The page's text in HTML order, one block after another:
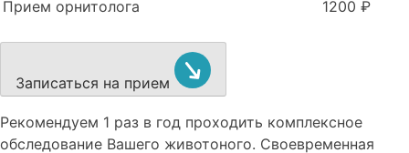
Прием орнитолога
1200 ₽
Записаться на прием
Рекомендуем 1 раз в год проходить комплексное
обследование Вашего животоного. Своевременная